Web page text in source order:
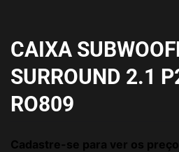
CAIXA
SURROUND 2.1
RO809
Cadastre-se para ver os